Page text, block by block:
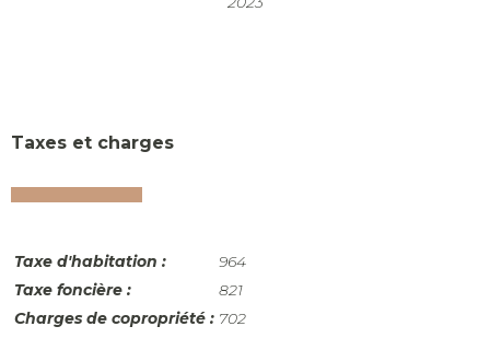
Taxes et charges
Taxe d'habitation :
964
Taxe foncière :
821
Charges de copropriété : 702